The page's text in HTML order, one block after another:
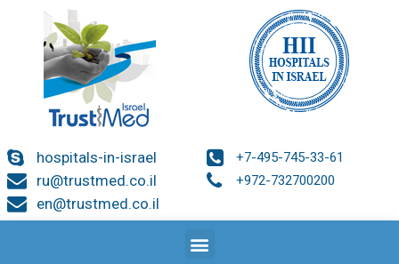
hospitals-in-israel
ru@trustmed.co.il
en@trustmed.co.il
+7-495-745-33-61
+972-732700200